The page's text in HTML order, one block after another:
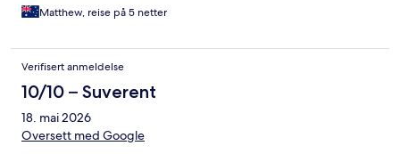
Matthew, reise på 5 netter
Verifisert anmeldelse
10/10 – Suverent
18. mai 2026
Oversett med Google